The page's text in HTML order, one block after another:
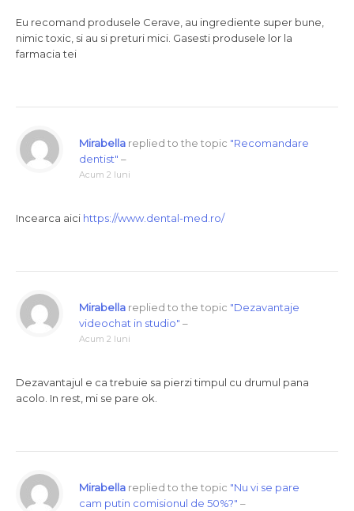
Eu recomand produsele Cerave, au ingrediente super bune,
nimic toxic, si au si preturi mici. Gasesti produsele lor la
farmacia tei
Mirabella replied to the topic "Recomandare
dentist" –
Acum 2 luni
Incearca aici https://www.dental-med.ro/
Mirabella replied to the topic "Dezavantaje
videochat in studio" –
Acum 2 luni
Dezavantajul e ca trebuie sa pierzi timpul cu drumul pana
acolo. In rest, mi se pare ok.
Mirabella replied to the topic "Nu vi se pare
cam putin comisionul de 50%?" –